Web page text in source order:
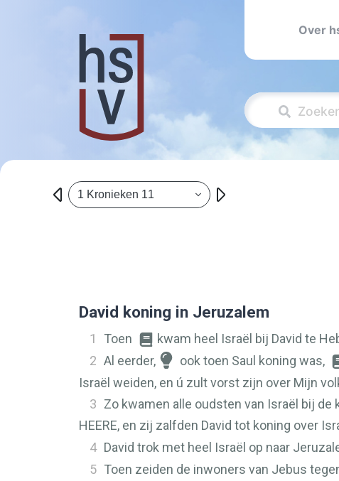
Over
1 Kronieken 11
David koning in Jeruzalem
1 Toen
kwam heel Israël bij David te
2 Al eerder, ook toen Saul koning was,
Israël weiden, en ú zult vorst zijn over Mijn
3 Zo kwamen alle oudsten van Israël bij de
HEERE, en zij zalfden David tot koning over
4 David trok met heel Israël op naar
5 Toen zeiden de inwoners van Jebus